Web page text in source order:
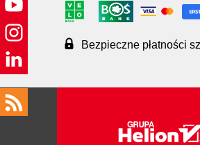
Bezpieczne płatności